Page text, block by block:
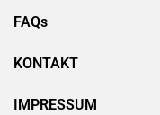
FAQs
KONTAKT
IMPRESSUM